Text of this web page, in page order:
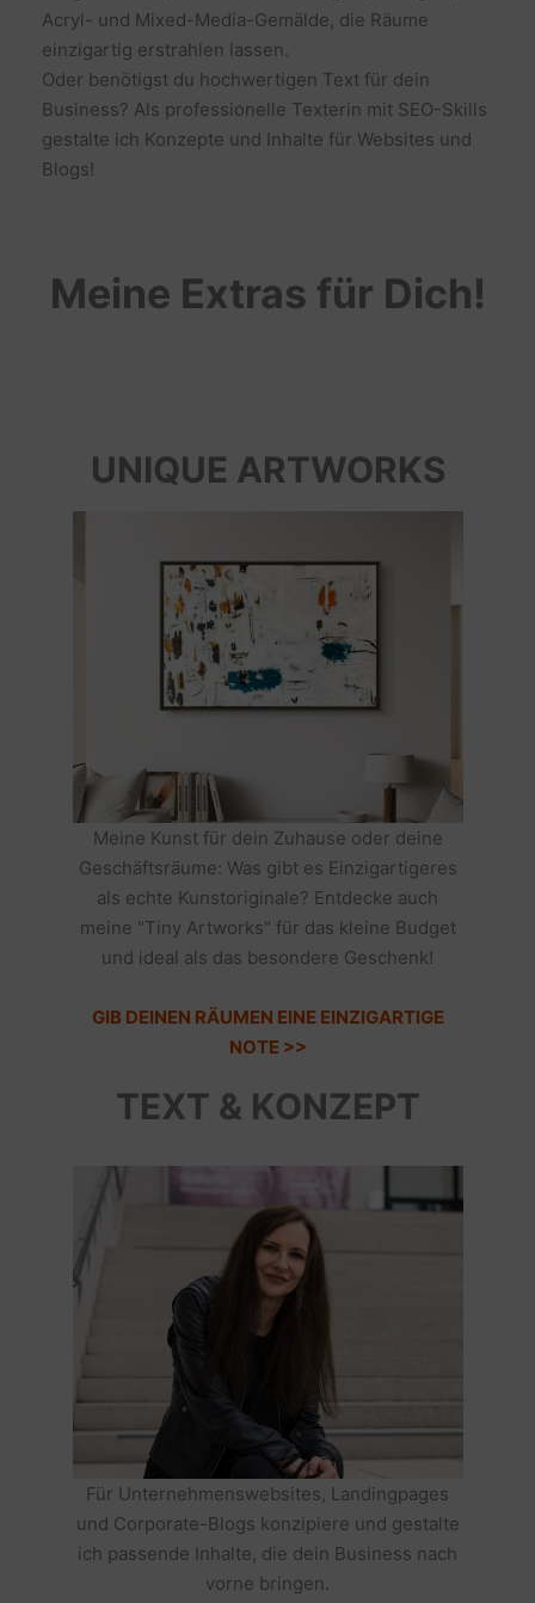
Acryl- und Mixed-Media-Gemälde, die Räume
einzigartig erstrahlen lassen.
Oder benötigst du hochwertigen Text für dein
Business? Als professionelle Texterin mit SEO-Skills
gestalte ich Konzepte und Inhalte für Websites und
Blogs!
Meine Extras für Dich!
UNIQUE ARTWORKS
Meine Kunst für dein Zuhause oder deine
Geschäftsräume: Was gibt es Einzigartigeres
als echte Kunstoriginale? Entdecke auch
meine "Tiny Artworks" für das kleine Budget
und ideal als das besondere Geschenk!
GIB DEINEN RÄUMEN EINE EINZIGARTIGE
NOTE >>
TEXT & KONZEPT
Für Unternehmenswebsites, Landingpages
und Corporate-Blogs konzipiere und gestalte
ich passende Inhalte, die dein Business nach
vorne bringen.